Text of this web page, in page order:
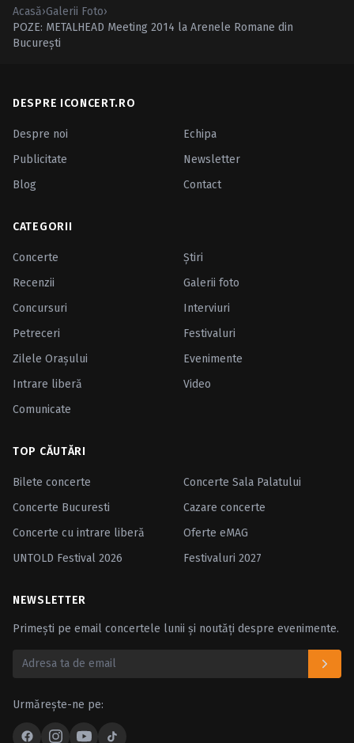
Acasă›Galerii Foto›
POZE: METALHEAD Meeting 2014 la Arenele Romane din
Bucureşti
DESPRE ICONCERT.RO
Despre noi
Echipa
Publicitate
Newsletter
Blog
Contact
CATEGORII
Concerte
Ştiri
Recenzii
Galerii foto
Concursuri
Interviuri
Petreceri
Festivaluri
Zilele Oraşului
Evenimente
Intrare liberă
Video
Comunicate
TOP CĂUTĂRI
Bilete concerte
Concerte Sala Palatului
Concerte Bucuresti
Cazare concerte
Concerte cu intrare liberă
Oferte eMAG
UNTOLD Festival 2026
Festivaluri 2027
NEWSLETTER
Primești pe email concertele lunii și noutăți despre evenimente.
Urmărește-ne pe: